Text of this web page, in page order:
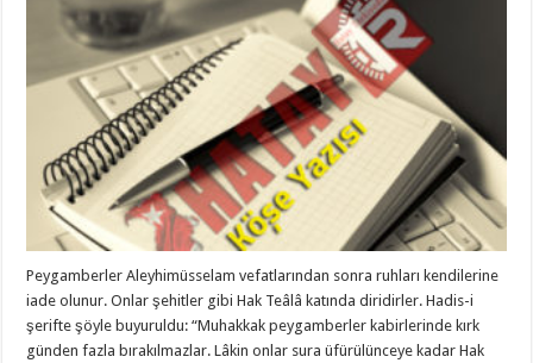
Peygamberler Aleyhimüsselam vefatlarından sonra ruhları kendilerine
iade olunur. Onlar şehitler gibi Hak Teâlâ katında diridirler. Hadis-i
şerifte şöyle buyuruldu: “Muhakkak peygamberler kabirlerinde kırk
günden fazla bırakılmazlar. Lâkin onlar sura üfürülünceye kadar Hak